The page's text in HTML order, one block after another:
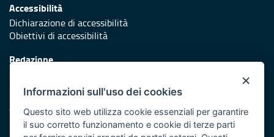
Accessibilità
Dichiarazione di accessibilità
Obiettivi di accessibilità
Redazione
Protezione civile
Vai al sito di Protezione Civile Puglia
×
Informazioni sull'uso dei cookies
Questo sito web utilizza cookie essenziali per garantire
il suo corretto funzionamento e cookie di terze parti